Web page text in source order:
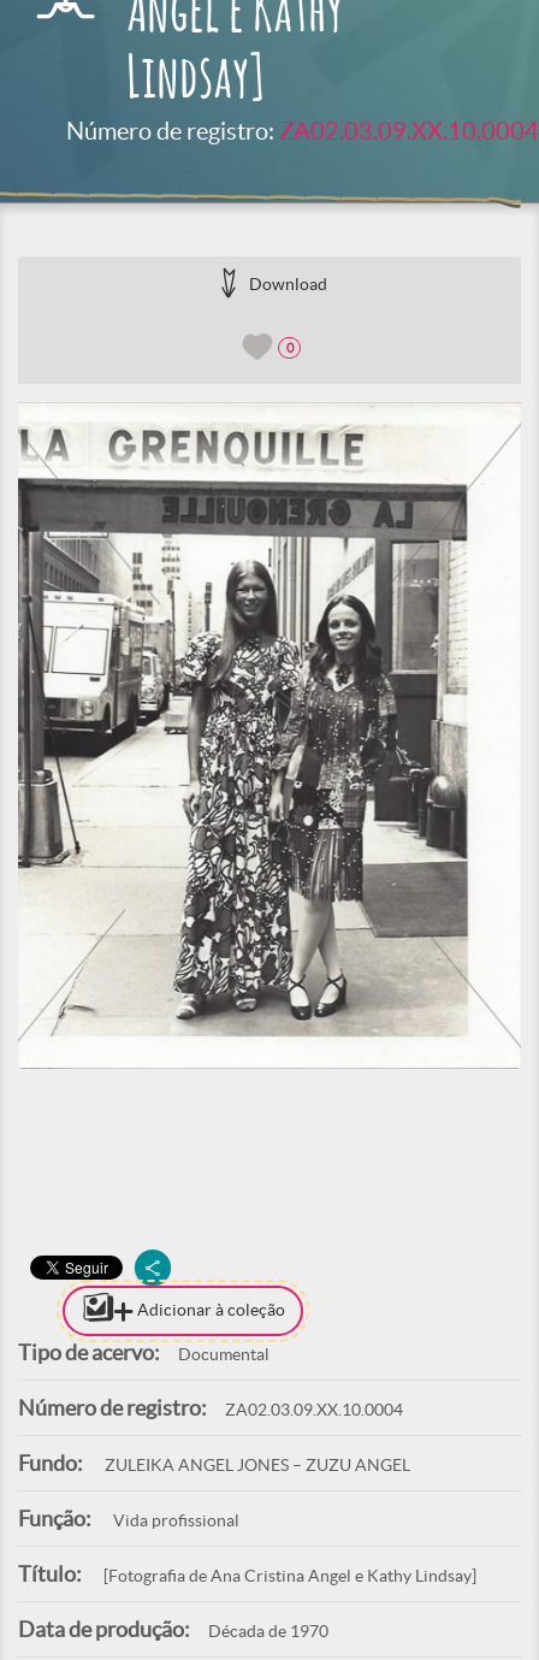
Angel e Kathy
Lindsay]
Número de registro: ZA02.03.09.XX.10.0004
Download
0
Adicionar à coleção
Tipo de acervo: Documental
Número de registro: ZA02.03.09.XX.10.0004
Fundo: ZULEIKA ANGEL JONES – ZUZU ANGEL
Função: Vida profissional
Título: [Fotografia de Ana Cristina Angel e Kathy Lindsay]
Data de produção: Década de 1970